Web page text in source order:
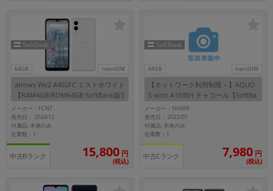
64GB nanoSIM
arrows We2 A402FC ミストホワイト
【RAM4GB/ROM64GB SoftBank版S
IMフリー】
メーカー：FCNT
発売日： 2024/12
付属品: 本体のみ
在庫数：1
中古Bランク 15,800 円
(税込)
64GB nanoSIM
【ネットワーク利用制限－】AQUO
S wish A103SH チャコール【SoftBa
nk版 SIMフリー】
メーカー：SHARP
発売日： 2022/01
付属品: 本体のみ
在庫数：1
中古Cランク 7,980 円
(税込)